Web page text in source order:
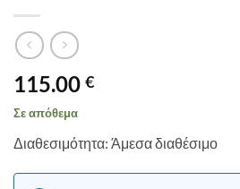
115.00 €
Σε απόθεμα
Διαθεσιμότητα: Άμεσα διαθέσιμο